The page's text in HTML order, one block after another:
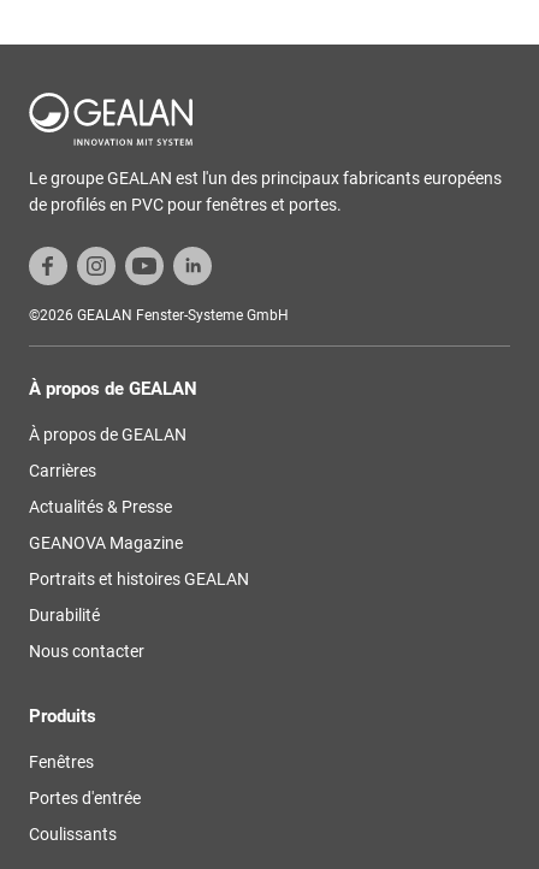
Le groupe GEALAN est l'un des principaux fabricants européens
de profilés en PVC pour fenêtres et portes.
©2026 GEALAN Fenster-Systeme GmbH
À propos de GEALAN
À propos de GEALAN
Carrières
Actualités & Presse
GEANOVA Magazine
Portraits et histoires GEALAN
Durabilité
Nous contacter
Produits
Fenêtres
Portes d'entrée
Coulissants